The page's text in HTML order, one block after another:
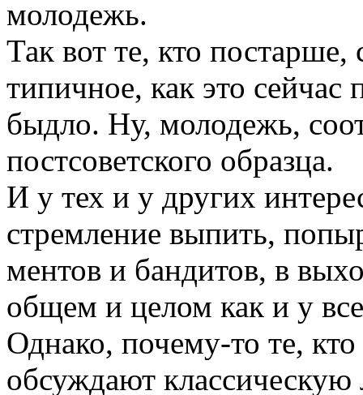
молодежь.
Так вот те, кто постарше,
типичное, как это сейчас
быдло. Ну, молодежь,
постсоветского образца.
И у тех и у других
стремление выпить,
ментов и бандитов, в
общем и целом как и у
Однако, почему-то те,
обсуждают